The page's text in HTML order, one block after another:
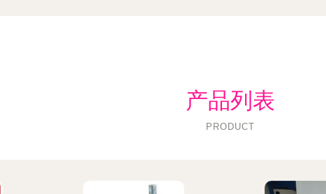
产品列表
PRODUCT